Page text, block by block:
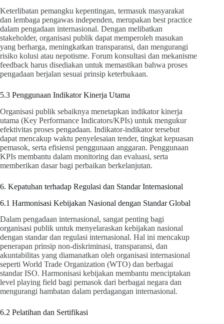
Keterlibatan pemangku kepentingan, termasuk masyarakat
dan lembaga pengawas independen, merupakan best practice
dalam pengadaan internasional. Dengan melibatkan
stakeholder, organisasi publik dapat memperoleh masukan
yang berharga, meningkatkan transparansi, dan mengurangi
risiko kolusi atau nepotisme. Forum konsultasi dan mekanisme
feedback harus disediakan untuk memastikan bahwa proses
pengadaan berjalan sesuai prinsip keterbukaan.
5.3 Penggunaan Indikator Kinerja Utama
Organisasi publik sebaiknya menetapkan indikator kinerja
utama (Key Performance Indicators/KPIs) untuk mengukur
efektivitas proses pengadaan. Indikator-indikator tersebut
dapat mencakup waktu penyelesaian tender, tingkat kepuasan
pemasok, serta efisiensi penggunaan anggaran. Penggunaan
KPIs membantu dalam monitoring dan evaluasi, serta
memberikan dasar bagi perbaikan berkelanjutan.
6. Kepatuhan terhadap Regulasi dan Standar Internasional
6.1 Harmonisasi Kebijakan Nasional dengan Standar Global
Dalam pengadaan internasional, sangat penting bagi
organisasi publik untuk menyelaraskan kebijakan nasional
dengan standar dan regulasi internasional. Hal ini mencakup
penerapan prinsip non-diskriminasi, transparansi, dan
akuntabilitas yang diamanatkan oleh organisasi internasional
seperti World Trade Organization (WTO) dan berbagai
standar ISO. Harmonisasi kebijakan membantu menciptakan
level playing field bagi pemasok dari berbagai negara dan
mengurangi hambatan dalam perdagangan internasional.
6.2 Pelatihan dan Sertifikasi